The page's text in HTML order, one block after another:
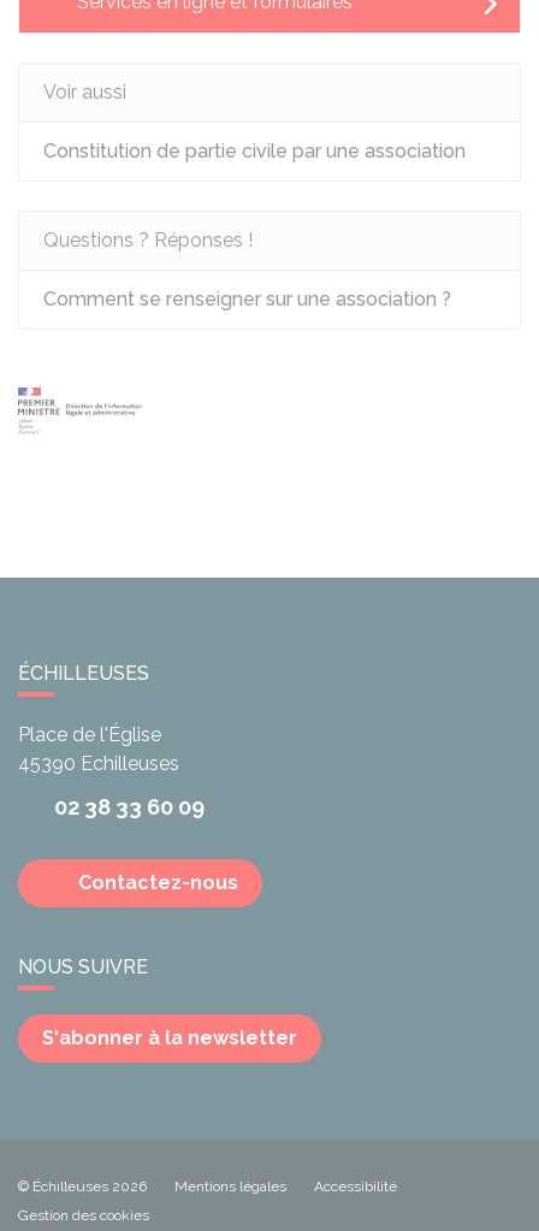
Voir aussi
Constitution de partie civile par une association
Questions ? Réponses !
Comment se renseigner sur une association ?
ÉCHILLEUSES
Place de l'Église
45390 Echilleuses
02 38 33 60 09
Contactez-nous
NOUS SUIVRE
S'abonner à la newsletter
© Échilleuses 2026 Mentions légales
Accessibilité
Gestion des cookies